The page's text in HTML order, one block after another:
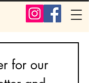
for our